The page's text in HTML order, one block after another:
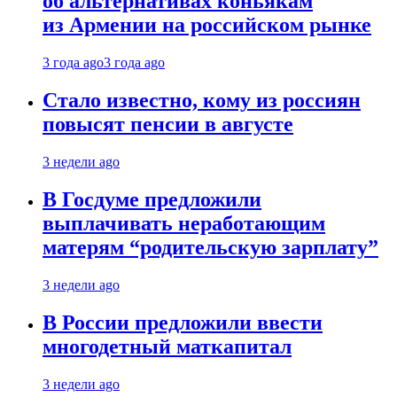
из Армении на российском рынке
3 года ago3 года ago
Стало известно, кому из россиян
повысят пенсии в августе
3 недели ago
В Госдуме предложили
выплачивать неработающим
матерям “родительскую зарплату”
3 недели ago
В России предложили ввести
многодетный маткапитал
3 недели ago